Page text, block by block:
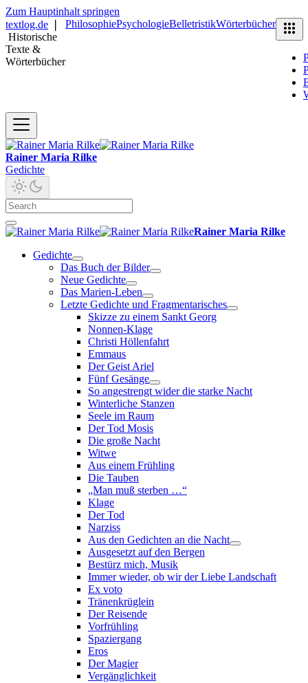
Zum Hauptinhalt springen
textlog.de
Historische
Texte &
Wörterbücher
PhilosophiePsychologieBelletristikWörterbücher
Rainer Maria Rilke
Gedichte
Rainer Maria Rilke
Gedichte
Das Buch der Bilder
Neue Gedichte
Das Marien-Leben
Letzte Gedichte und Fragmentarisches
Skizze zu einem Sankt Georg
Nonnen-Klage
Christi Höllenfahrt
Emmaus
Der Geist Ariel
Fünf Gesänge
So angestrengt wider die starke Nacht
Winterliche Stanzen
Seele im Raum
Der Tod Mosis
Die große Nacht
Witwe
Aus einem Frühling
Die Tauben
„Man muß sterben …“
Klage
Der Tod
Narziss
Aus den Gedichten an die Nacht
Ausgesetzt auf den Bergen
Bestürz mich, Musik
Immer wieder, ob wir der Liebe Landschaft
Ex voto
Tränenkrüglein
Der Reisende
Vorfrühling
Spaziergang
Eros
Der Magier
Vergänglichkeit